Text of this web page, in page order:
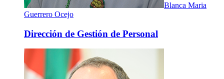
Blanca Maria
Guerrero Ocejo
Dirección de Gestión de Personal